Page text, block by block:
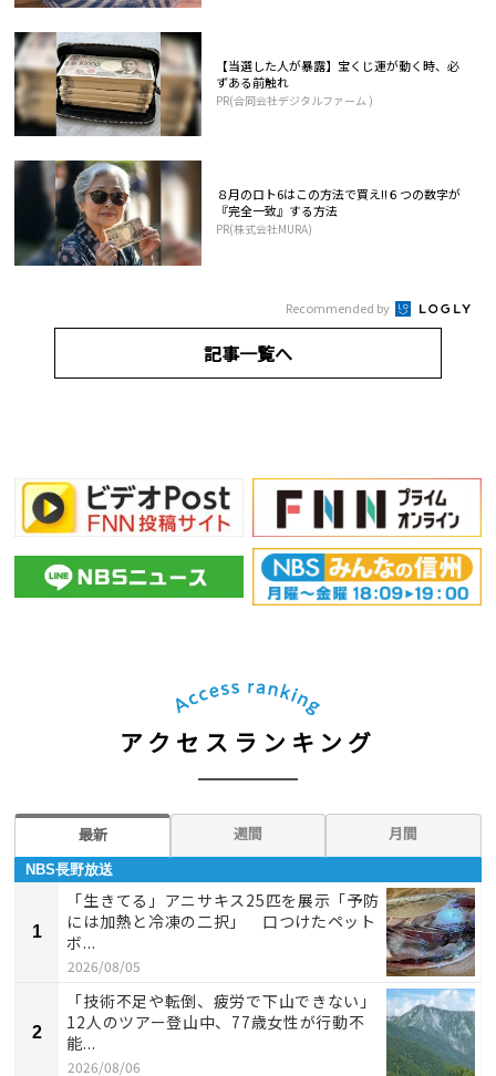
【当選した人が暴露】宝くじ運が動く時、必
ずある前触れ
PR(合同会社デジタルファーム )
８月のロト6はこの方法で買え!!６つの数字が
『完全一致』する方法
PR(株式会社MURA)
Recommended by
記事一覧へ
アクセスランキング
最新 週間 月間
NBS長野放送
1
「生きてる」アニサキス25匹を展示「予防
には加熱と冷凍の二択」 口つけたペット
ボ...
2026/08/05
2
「技術不足や転倒、疲労で下山できない」
12人のツアー登山中、77歳女性が行動不
能...
2026/08/06